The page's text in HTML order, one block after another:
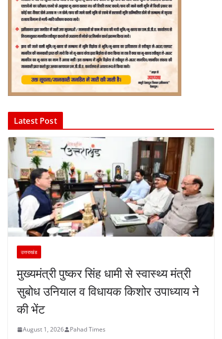
Latest Post
उत्तराखंड
मुख्यमंत्री पुष्कर सिंह धामी से स्वास्थ्य मंत्री
सुबोध उनियाल व विधायक किशोर उपाध्याय ने
की भेंट
August 1, 2026 Pahad Times